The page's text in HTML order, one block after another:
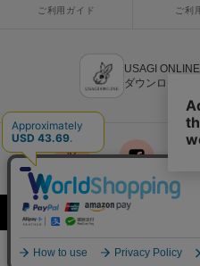
オニツカ タイガー
オル
PATRICK
パトリック
Philly chocolate
¥6,930 税込
ご利用ガイド ご利
USAGI
ダウンロードは
x facebook
Copyright © 2018 Usagi